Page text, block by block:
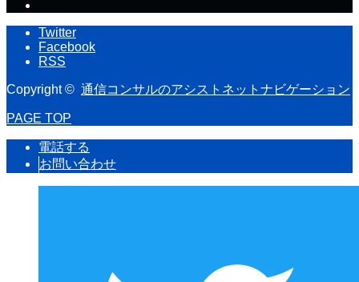
Twitter
Facebook
RSS
Copyright © 通信コンサルのアシストネットナビゲーション
PAGE TOP
電話する
お問い合わせ